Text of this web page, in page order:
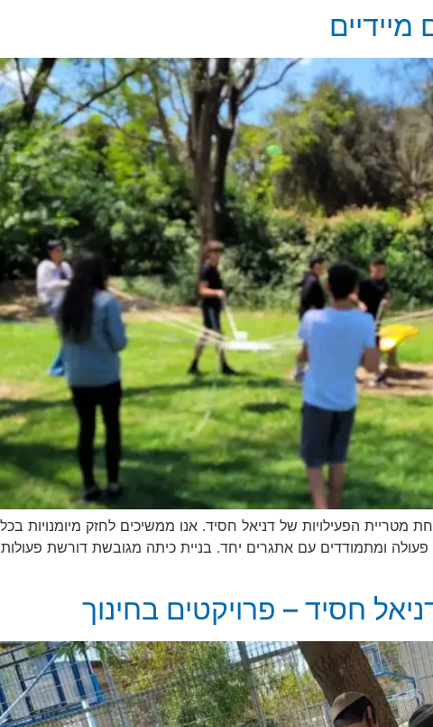
מטריית הפעילויות של דניאל חסיד. אנו ממשיכים לחזק מיומנויות
ומתמודדים עם אתגרים יחד. בניית כיתה מגובשת דורשת